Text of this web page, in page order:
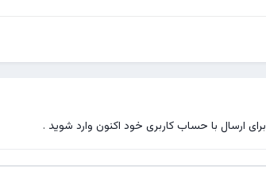
برای ارسال با حساب کاربری خود اکنون وارد شوید .